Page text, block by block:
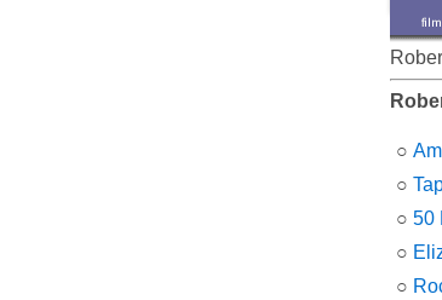
○
○
○ 50
○
○